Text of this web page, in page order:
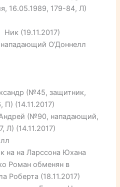
16.05.1989, 179-84, Л)
(19.11.2017)
О’Доннелл
(№45, защитник,
П) (14.11.2017)
(№90, нападающий,
Л) (14.11.2017)
на на Ларссона Юхана
Роман обменян в
Роберта (18.11.2017)